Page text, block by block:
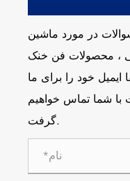
در مورد ماشین
، محصولات فن خنک
خود را برای ما
ما ظرف 24 ساعت با شما تماس خواهیم
گرفت.